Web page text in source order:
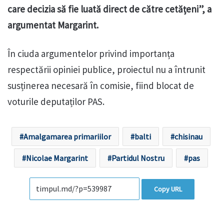
care decizia să fie luată direct de către cetățeni”, a
argumentat Margarint.
În ciuda argumentelor privind importanța
respectării opiniei publice, proiectul nu a întrunit
susținerea necesară în comisie, fiind blocat de
voturile deputaților PAS.
Amalgamarea primariilor balti chisinau
Nicolae Margarint Partidul Nostru pas
Copy URL